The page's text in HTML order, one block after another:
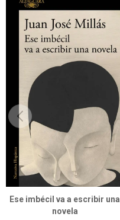
Ese imbécil va a escribir una
novela